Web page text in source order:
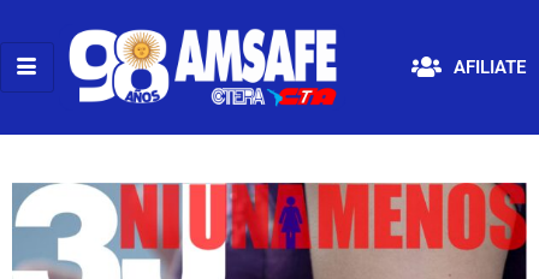
AFILIATE